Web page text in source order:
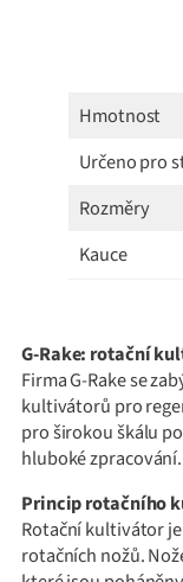
Hmotnost
Určeno pro
Rozměry
Kauce
G-Rake: rotační
Firma G-Rake se
kultivátorů pro
pro širokou škálu
hluboké zpracování.
Princip rotačního
Rotační kultivátor
rotačních nožů.